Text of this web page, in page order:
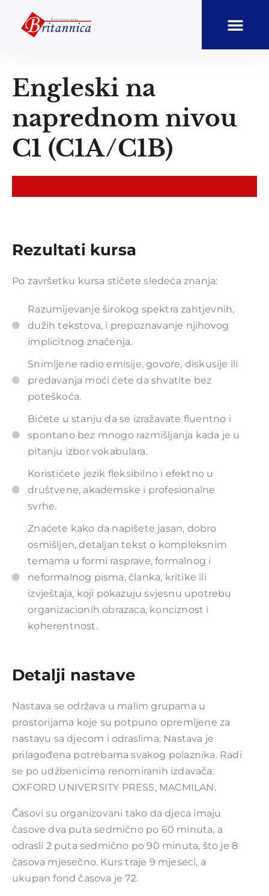
Engleski na
naprednom nivou
C1 (C1A/C1B)
Rezultati kursa
Po završetku kursa stičete sledeća znanja:
Razumijevanje širokog spektra zahtjevnih,
dužih tekstova, i prepoznavanje njihovog
implicitnog značenja.
Snimljene radio emisije, govore, diskusije ili
predavanja moći ćete da shvatite bez
poteškoća.
Bićete u stanju da se izražavate fluentno i
spontano bez mnogo razmišljanja kada je u
pitanju izbor vokabulara.
Koristićete jezik fleksibilno i efektno u
društvene, akademske i profesionalne
svrhe.
Znaćete kako da napišete jasan, dobro
osmišljen, detaljan tekst o kompleksnim
temama u formi rasprave, formalnog i
neformalnog pisma, članka, kritike ili
izvještaja, koji pokazuju svjesnu upotrebu
organizacionih obrazaca, konciznost i
koherentnost.
Detalji nastave
Nastava se održava u malim grupama u
prostorijama koje su potpuno opremljene za
nastavu sa djecom i odraslima. Nastava je
prilagođena potrebama svakog polaznika. Radi
se po udžbenicima renomiranih izdavača:
OXFORD UNIVERSITY PRESS, MACMILAN.
Časovi su organizovani tako da djeca imaju
časove dva puta sedmično po 60 minuta, a
odrasli 2 puta sedmično po 90 minuta, što je 8
časova mjesečno. Kurs traje 9 mjeseci, a
ukupan fond časova je 72.